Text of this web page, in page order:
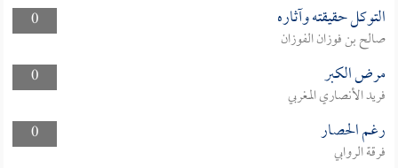
0
التوكل حقيقته وآثاره
صالح بن فوزان الفوزان
0
مرض الكبر
فريد الأنصاري المغربي
0
رغم الحصار
فرقة الروابي